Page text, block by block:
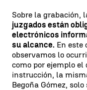
Sobre la grabación,
juzgados están
electrónicos
su alcance. En este
observamos lo
como por ejemplo
instrucción, la
Begoña Gómez,